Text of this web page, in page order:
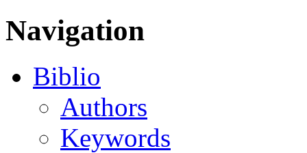
Navigation
Biblio
Authors
Keywords